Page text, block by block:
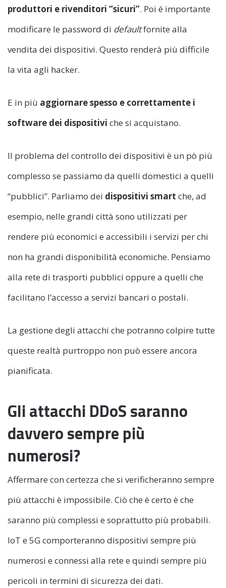
produttori e rivenditori “sicuri”. Poi é importante
modificare le password di defaultfornite alla
vendita dei dispositivi. Questo renderà più difficile
la vita agli hacker.
E in più aggiornare spesso e correttamente i
software dei dispositivi che si acquistano.
Il problema del controllo dei dispositivi è un pò più
complesso se passiamo da quelli domestici a quelli
“pubblici”. Parliamo dei dispositivi smart che, ad
esempio, nelle grandi città sono utilizzati per
rendere più economici e accessibili i servizi per chi
non ha grandi disponibilità economiche. Pensiamo
alla rete di trasporti pubblici oppure a quelli che
facilitano l’accesso a servizi bancari o postali.
La gestione degli attacchi che potranno colpire tutte
queste realtà purtroppo non può essere ancora
pianificata.
Gli attacchi DDoS saranno
davvero sempre più
numerosi?
Affermare con certezza che si verificheranno sempre
più attacchi è impossibile. Ciò che è certo è che
saranno più complessi e soprattutto più probabili.
IoT e 5G comporteranno dispositivi sempre più
numerosi e connessi alla rete e quindi sempre più
pericoli in termini di sicurezza dei dati.